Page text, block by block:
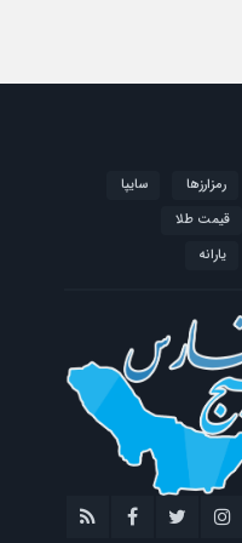
رمزارزها
سایپا
قیمت طلا
یارانه